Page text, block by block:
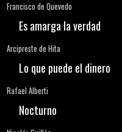
Francisco de Quevedo
Es amarga la verdad
Arcipreste de Hita
Lo que puede el dinero
Rafael Alberti
Nocturno